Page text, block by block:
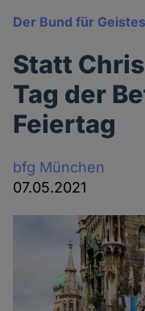
Der Bund für
Statt
Tag der
Feiertag
bfg München
07.05.2021